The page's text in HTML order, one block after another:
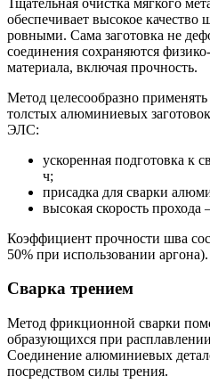
обеспечивает высокое
ровными. Сама заготовка не
соединения сохраняются
материала, включая прочность.
Метод целесообразно
толстых алюминиевых
ЭЛС:
ускоренная подготовка к
ч;
присадка для сварки
высокая скорость прохода
Коэффициент прочности шва
50% при использовании аргона).
Сварка трением
Метод фрикционной сварки
образующихся при
Соединение алюминиевых
посредством силы трения.